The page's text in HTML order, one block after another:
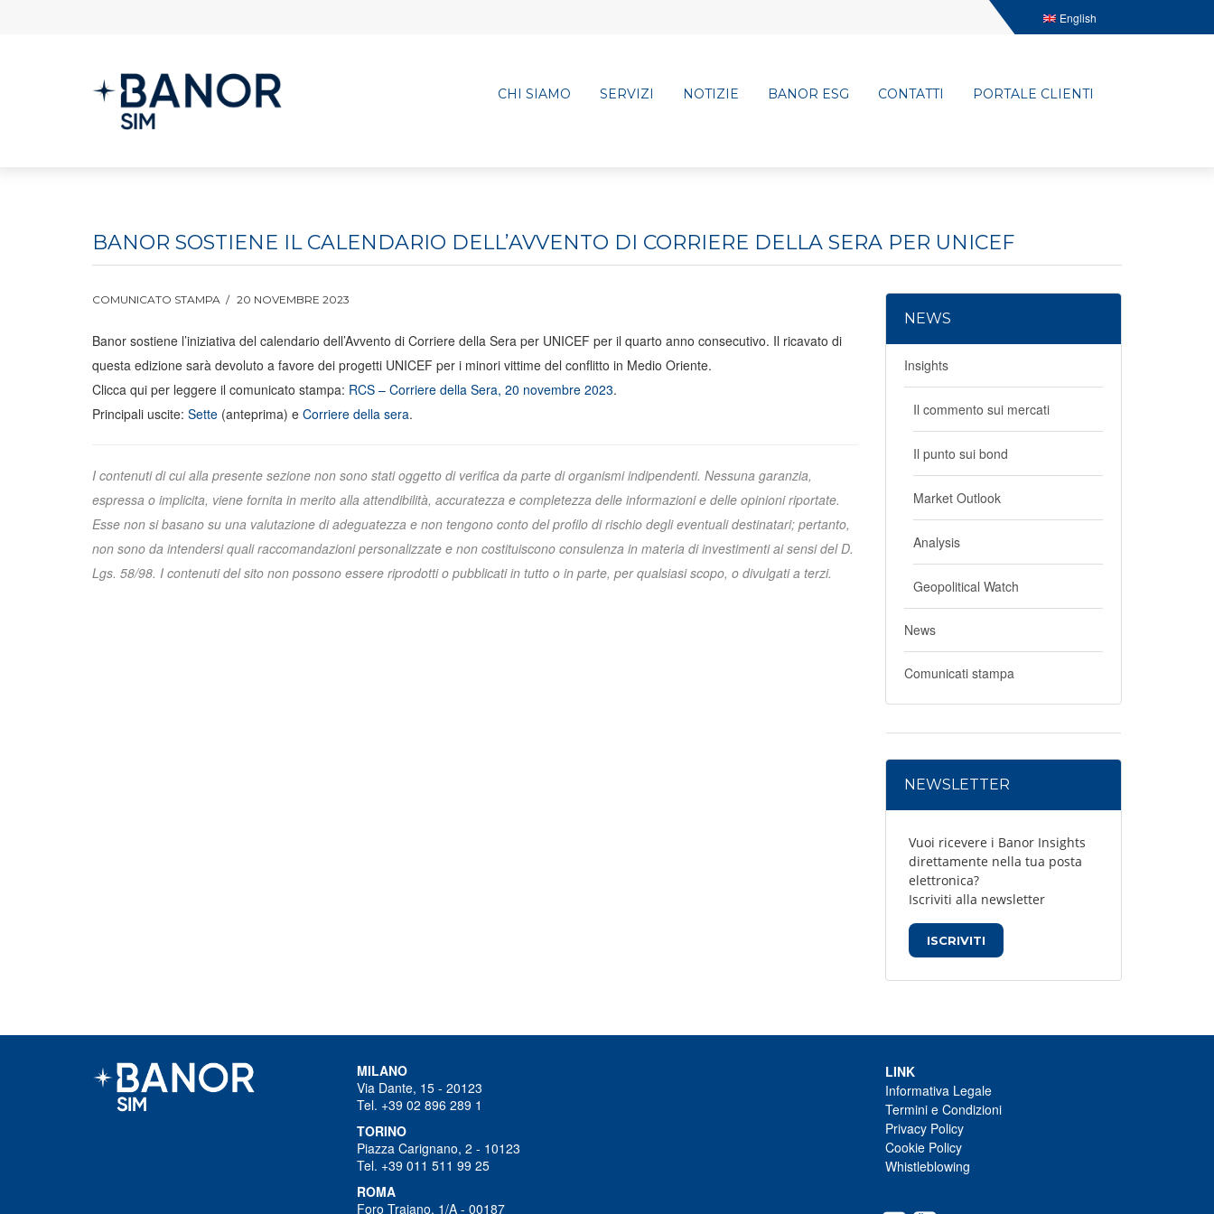
English
CHI SIAMO SERVIZI NOTIZIE BANOR ESG CONTATTI PORTALE CLIENTI
BANOR SOSTIENE IL CALENDARIO DELL’AVVENTO DI CORRIERE DELLA SERA PER UNICEF
COMUNICATO STAMPA 20 NOVEMBRE 2023
Banor sostiene l’iniziativa del calendario dell’Avvento di Corriere della Sera per UNICEF per il quarto anno consecutivo. Il ricavato di
questa edizione sarà devoluto a favore dei progetti UNICEF per i minori vittime del conflitto in Medio Oriente.
Clicca qui per leggere il comunicato stampa: RCS – Corriere della Sera, 20 novembre 2023.
Principali uscite: Sette (anteprima) e Corriere della sera.
I contenuti di cui alla presente sezione non sono stati oggetto di verifica da parte di organismi indipendenti. Nessuna garanzia,
espressa o implicita, viene fornita in merito alla attendibilità, accuratezza e completezza delle informazioni e delle opinioni riportate.
Esse non si basano su una valutazione di adeguatezza e non tengono conto del profilo di rischio degli eventuali destinatari; pertanto,
non sono da intendersi quali raccomandazioni personalizzate e non costituiscono consulenza in materia di investimenti ai sensi del D.
Lgs. 58/98. I contenuti del sito non possono essere riprodotti o pubblicati in tutto o in parte, per qualsiasi scopo, o divulgati a terzi.
NEWS
Insights
Il commento sui mercati
Il punto sui bond
Market Outlook
Analysis
Geopolitical Watch
News
Comunicati stampa
NEWSLETTER
Vuoi ricevere i Banor Insights
direttamente nella tua posta
elettronica?
Iscriviti alla newsletter
ISCRIVITI
MILANO
Via Dante, 15 - 20123
Tel. +39 02 896 289 1
TORINO
Piazza Carignano, 2 - 10123
Tel. +39 011 511 99 25
ROMA
Foro Traiano, 1/A - 00187
LINK
Informativa Legale
Termini e Condizioni
Privacy Policy
Cookie Policy
Whistleblowing